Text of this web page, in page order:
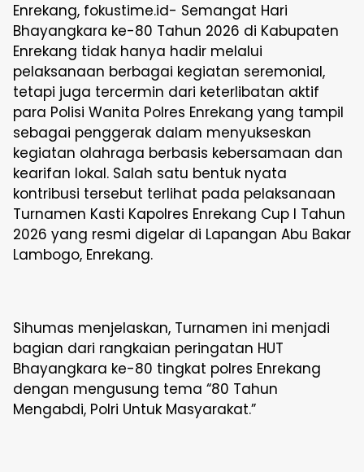
Enrekang, fokustime.id- Semangat Hari
Bhayangkara ke-80 Tahun 2026 di Kabupaten
Enrekang tidak hanya hadir melalui
pelaksanaan berbagai kegiatan seremonial,
tetapi juga tercermin dari keterlibatan aktif
para Polisi Wanita Polres Enrekang yang tampil
sebagai penggerak dalam menyukseskan
kegiatan olahraga berbasis kebersamaan dan
kearifan lokal. Salah satu bentuk nyata
kontribusi tersebut terlihat pada pelaksanaan
Turnamen Kasti Kapolres Enrekang Cup I Tahun
2026 yang resmi digelar di Lapangan Abu Bakar
Lambogo, Enrekang.
Sihumas menjelaskan, Turnamen ini menjadi
bagian dari rangkaian peringatan HUT
Bhayangkara ke-80 tingkat polres Enrekang
dengan mengusung tema “80 Tahun
Mengabdi, Polri Untuk Masyarakat.”